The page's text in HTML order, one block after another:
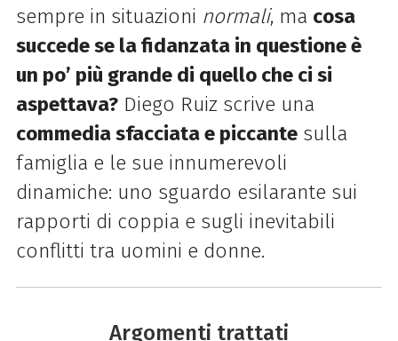
sempre in situazioni normali, ma cosa
succede se la fidanzata in questione è
un po’ più grande di quello che ci si
aspettava?Diego Ruiz scrive una
commedia sfacciata e piccantesulla
famiglia e le sue innumerevoli
dinamiche: uno sguardo esilarante sui
rapporti di coppia e sugli inevitabili
conflitti tra uomini e donne.
Argomenti trattati